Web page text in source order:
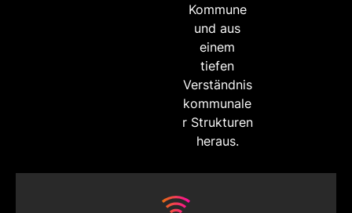
Kommune
und aus
einem
tiefen
Verständnis
kommunale
r Strukturen
heraus.